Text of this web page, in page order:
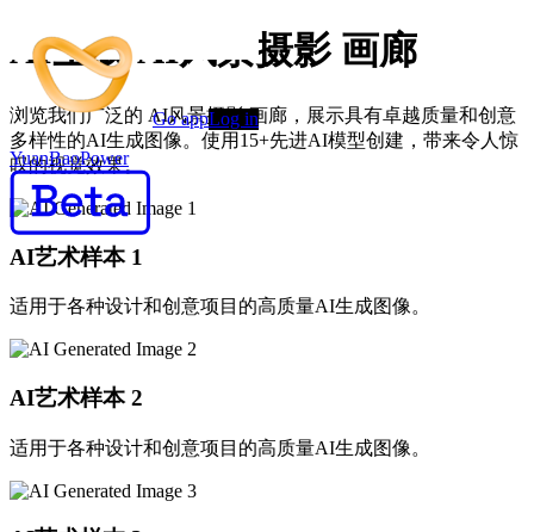
YuanBaoPower
Go appLog in
AI生成 AI风景摄影 画廊
浏览我们广泛的 AI风景摄影 画廊，展示具有卓越质量和创意
多样性的AI生成图像。使用15+先进AI模型创建，带来令人惊
叹的视觉效果。
AI艺术样本 1
适用于各种设计和创意项目的高质量AI生成图像。
AI艺术样本 2
适用于各种设计和创意项目的高质量AI生成图像。